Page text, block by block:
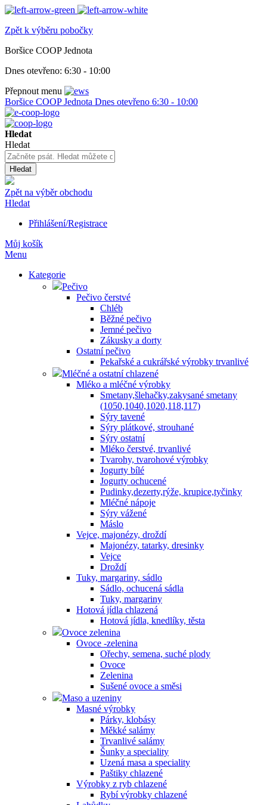
Zpět k výběru pobočky
Boršice COOP Jednota
Dnes otevřeno: 6:30 - 10:00
Přepnout menu
Boršice COOP Jednota Dnes otevřeno 6:30 - 10:00
Hledat
Hledat
Hledat
Zpět na výběr obchodu
Hledat
Přihlášení/Registrace
Můj košík
Menu
Kategorie
Pečivo
Pečivo čerstvé
Chléb
Běžné pečivo
Jemné pečivo
Zákusky a dorty
Ostatní pečivo
Pekařské a cukrářské výrobky trvanlivé
Mléčné a ostatní chlazené
Mléko a mléčné výrobky
Smetany,šlehačky,zakysané smetany
(1050,1040,1020,118,117)
Sýry tavené
Sýry plátkové, strouhané
Sýry ostatní
Mléko čerstvé, trvanlivé
Tvarohy, tvarohové výrobky
Jogurty bílé
Jogurty ochucené
Pudinky,dezerty,rýže, krupice,tyčinky
Mléčné nápoje
Sýry vážené
Máslo
Vejce, majonézy, droždí
Majonézy, tatarky, dresinky
Vejce
Droždí
Tuky, margariny, sádlo
Sádlo, ochucená sádla
Tuky, margariny
Hotová jídla chlazená
Hotová jídla, knedlíky, těsta
Ovoce zelenina
Ovoce -zelenina
Ořechy, semena, suché plody
Ovoce
Zelenina
Sušené ovoce a směsi
Maso a uzeniny
Masné výrobky
Párky, klobásy
Měkké salámy
Trvanlivé salámy
Šunky a speciality
Uzená masa a speciality
Paštiky chlazené
Výrobky z ryb chlazené
Rybí výrobky chlazené